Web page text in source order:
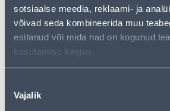
sotsiaalse meedia, reklaami- ja
võivad seda kombineerida muu
esitanud või mida nad on kogunud
kasutamise käigus.
valik
Vajalik
• Niiskuskindel.
• Mittetilkuv.
• Kogus: 50 ml.
• 14-päevane tagastusõigus.